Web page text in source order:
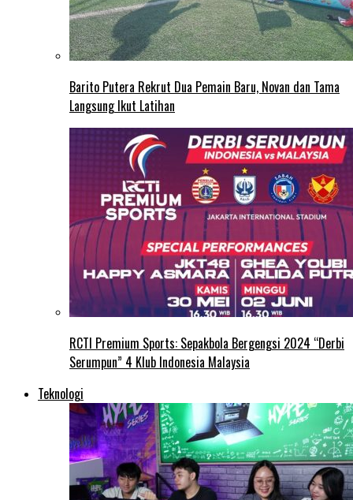
Barito Putera Rekrut Dua Pemain Baru, Novan dan Tama
Langsung Ikut Latihan
RCTI Premium Sports: Sepakbola Bergengsi 2024 “Derbi
Serumpun” 4 Klub Indonesia Malaysia
Teknologi